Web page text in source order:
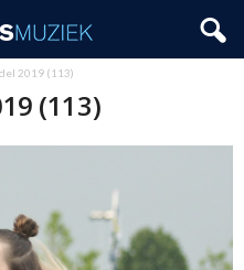
2019 (113)
(113)